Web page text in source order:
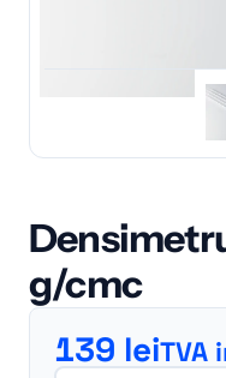
g/cmc
139 leiTVA